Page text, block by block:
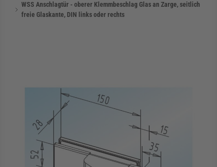
für Kategorie Beschläge anzeigen
für Kategorie Zargen anzeigen
WSS Anschlagtür - oberer Klemmbeschlag Glas an Zarge, seitlich
freie Glaskante, DIN links oder rechts